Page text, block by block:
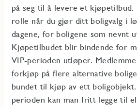
på seg til å levere et
rolle når du gjør ditt boligvalg i
dagene, for boligene som nevnt
Kjøpetilbudet blir bindende for
VIP-perioden utløper.
forkjøp på flere alternative
bundet til kjøp av ett
perioden kan man fritt legge til